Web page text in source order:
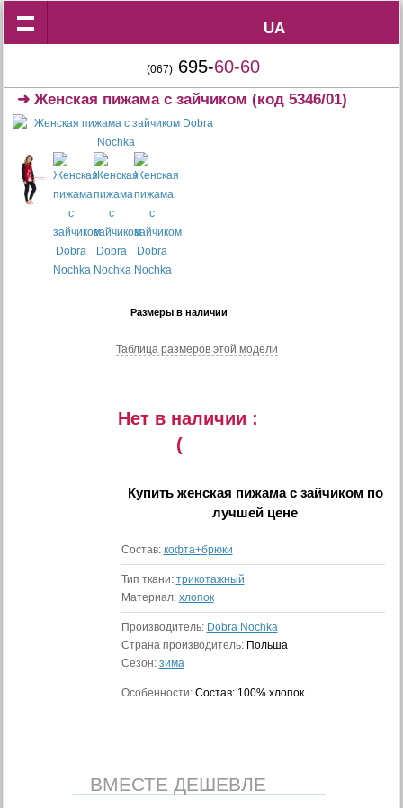
UA
UA
(067) 695-60-60
➜Женская пижама с зайчиком (код 5346/01)
Размеры в наличии
Таблица размеров этой модели
Нет в наличии :
(
Купить женская пижама с зайчиком по
лучшей цене
Состав: кофта+брюки
Тип ткани: трикотажный
Материал: хлопок
Производитель: Dobra Nochka
Страна производитель: Польша
Сезон: зима
Особенности: Состав: 100% хлопок.
ВМЕСТЕ ДЕШЕВЛЕ